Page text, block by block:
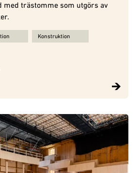
med trästomme som utgörs av
- från fabrikslokaler till modern
Konstruktion